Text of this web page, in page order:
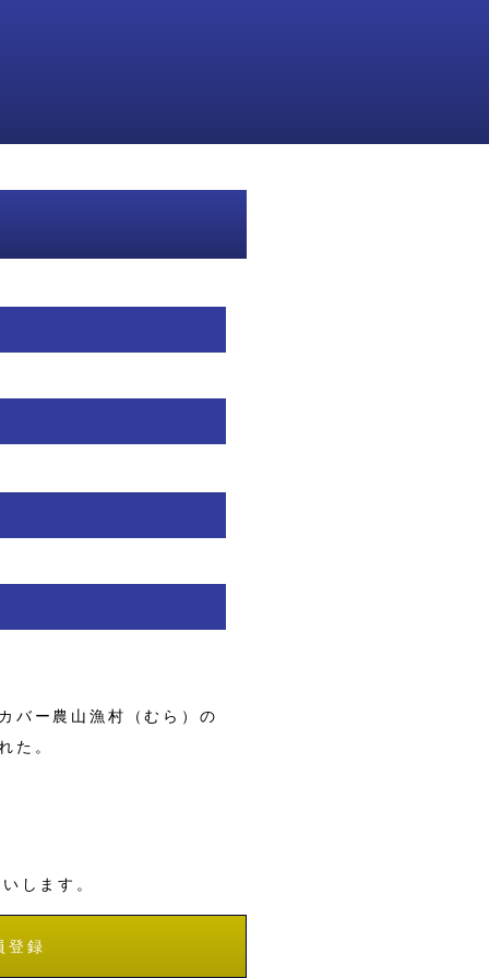
バー農山漁村（むら）の
た。
します。
登録